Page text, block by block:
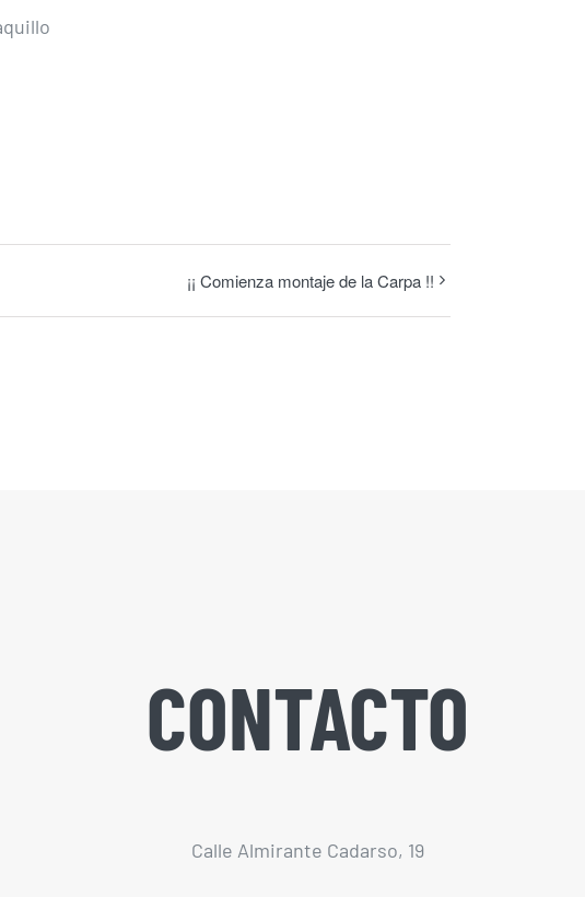
¡¡ Comienza montaje de la Carpa !!
CONTACTO
Calle Almirante Cadarso, 19